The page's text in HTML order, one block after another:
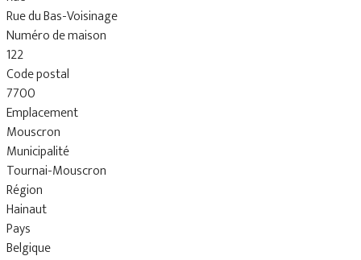
Rue du Bas-Voisinage
Numéro de maison
122
Code postal
7700
Emplacement
Mouscron
Municipalité
Tournai-Mouscron
Région
Hainaut
Pays
Belgique